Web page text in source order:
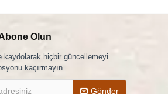
Olun
kaydolarak hiçbir güncellemeyi
kaçırmayın.
Gönder